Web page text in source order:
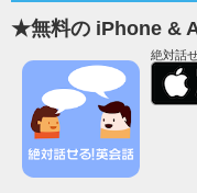
★無料の iPhone &
絶対話